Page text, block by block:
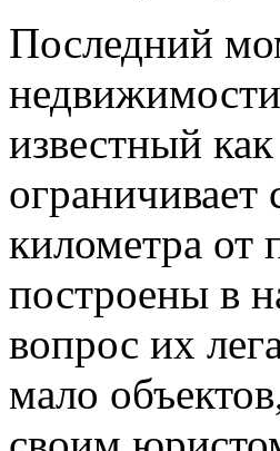
Последний
известный
ограничивает
километра от
построены в
вопрос их
мало